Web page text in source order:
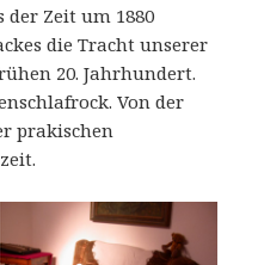
der Zeit um 1880
die Tracht unserer
20. Jahrhundert.
Von der
prakischen